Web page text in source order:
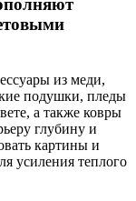
из меди,
подушки, пледы
а также ковры
глубину и
картины и
усиления теплого